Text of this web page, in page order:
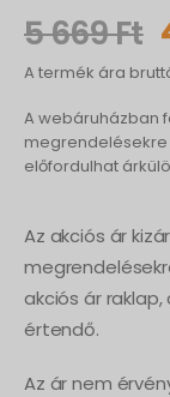
5 669Ft
A termék ára
A webáruházban
előfordulhat
Az akciós ár
akciós ár
értendő.
Az ár nem